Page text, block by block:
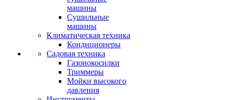
машины
Сушильные
машины
Климатическая техника
Кондиционеры
Садовая техника
Газонокосилки
Триммеры
Мойки высокого
давления